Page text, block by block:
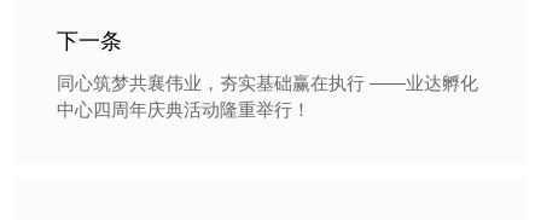
下一条
同心筑梦共襄伟业，夯实基础赢在执行 ——业达孵化
中心四周年庆典活动隆重举行！